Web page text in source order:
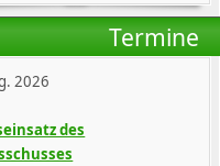
Termine
2026
des